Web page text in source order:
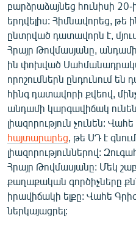
«Ազատության» բոլոր
բարձրաձայնեց հունիսի 20-
երդվելիս: Հիմնավորեց, թե
ընտրված դատավորն է,
Հրայր Թովմասյանը,
ին փոխված
որոշումներն ընդունում
հինգ դատավորի քվեով,
անդամի կարգավիճակ
լիազորություն չունեն:
հայտարարեց , թե ՍԴ է
լիազորություններով:
Հրայր Թովմասյանը: Մեկ
քաղաքական գործիչները
իրավիճակի ելքը: Վահե
ներկայացրել: